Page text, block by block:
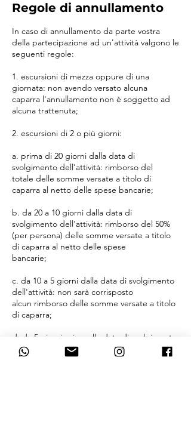
Regole di annullamento
In caso di annullamento da parte vostra
della partecipazione ad un'attività valgono le
seguenti regole:
1. escursioni di mezza oppure di una
giornata: non avendo versato alcuna
caparra l'annullamento non è soggetto ad
alcuna trattenuta;
2. escursioni di 2 o più giorni:
a. prima di 20 giorni dalla data di
svolgimento dell'attività: rimborso del
totale delle somme versate a titolo di
caparra al netto delle spese bancarie;
b. da 20 a 10 giorni dalla data di
svolgimento dell'attività: rimborso del 50%
(per persona) delle somme versate a titolo
di caparra al netto delle spese
bancarie;
c. da 10 a 5 giorni dalla data di svolgimento
dell'attività: non sarà corrisposto
alcun rimborso delle somme versate a titolo
di caparra;
d. da 5 giorni prima alla data di svolgimento
dell'attività: dovrà essere pagata la metà
della quota di